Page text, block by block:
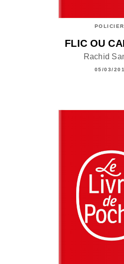
FLIC OU
Rachid
05/03/